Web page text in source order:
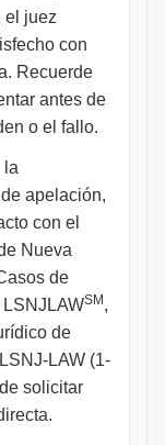
el juez
con
Recuerde
antes de
o el fallo.
la
apelación,
con el
Nueva
de
SM ,
de
LAW (1-
solicitar